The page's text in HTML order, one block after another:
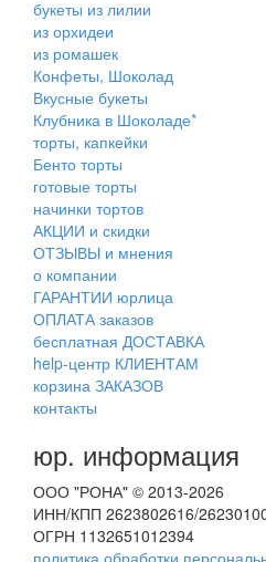
букеты из лилии
из орхидеи
из ромашек
Конфеты, Шоколад
Вкусные букеты
Клубника в Шоколаде*
торты, капкейки
Бенто торты
готовые торты
начинки тортов
АКЦИИ и скидки
ОТЗЫВЫ и мнения
о компании
ГАРАНТИИ юрлица
ОПЛАТА заказов
бесплатная ДОСТАВКА
help-центр КЛИЕНТАМ
корзина ЗАКАЗОВ
контакты
юр. информация
ООО "РОНА" © 2013-2026
ИНН/КПП 2623802616/
ОГРН 1132651012394